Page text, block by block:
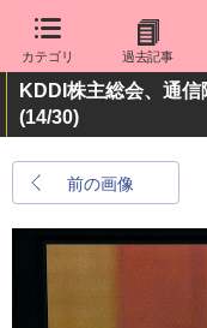
カテゴリ 過去記事
KDDI株主総会、通
(14/30)
前の画像